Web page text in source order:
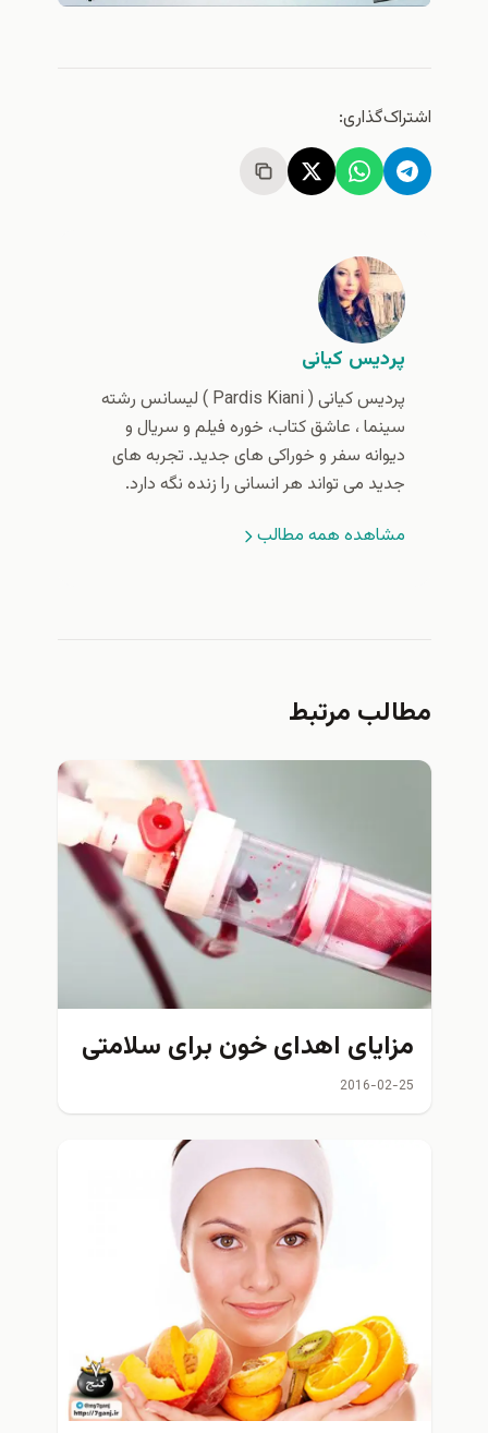
اشتراک‌گذاری:
پردیس کیانی
پردیس کیانی (‌ Pardis Kiani ) لیسانس رشته
سینما ، عاشق کتاب، خوره فیلم و سریال و
دیوانه سفر و خوراکی های جدید. تجربه های
جدید می تواند هر انسانی را زنده نگه دارد.
مشاهده همه مطالب
مطالب مرتبط
مزایای اهدای خون برای سلامتی
2016-02-25